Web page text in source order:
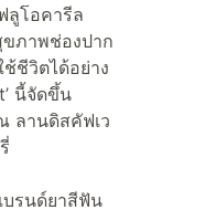
ลูโอคารีล
ขภาพช่องปาก
ชีวิตได้อย่าง
นี้จัดขึ้น
ลานดิสคัฟเว
บรนด์ยาสีฟัน